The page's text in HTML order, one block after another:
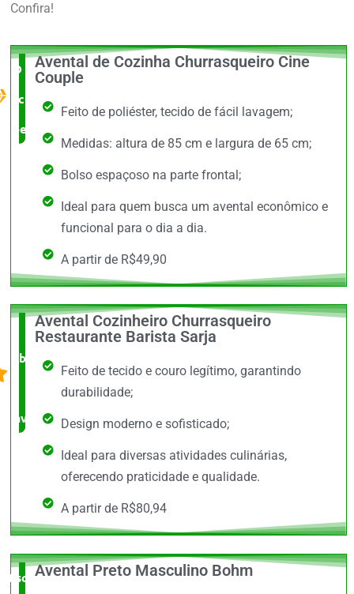
Confira!
O Melhor
custo x
benefício
Avental de Cozinha Churrasqueiro Cine
Couple
Feito de poliéster, tecido de fácil lavagem;
Medidas: altura de 85 cm e largura de 65 cm;
Bolso espaçoso na parte frontal;
Ideal para quem busca um avental econômico e
funcional para o dia a dia.
A partir de R$49,90
O +
barato,
avaliado!
Avental Cozinheiro Churrasqueiro
Restaurante Barista Sarja
Feito de tecido e couro legítimo, garantindo
durabilidade;
Design moderno e sofisticado;
Ideal para diversas atividades culinárias,
oferecendo praticidade e qualidade.
A partir de R$80,94
Escolha do
Avental Preto Masculino Bohm